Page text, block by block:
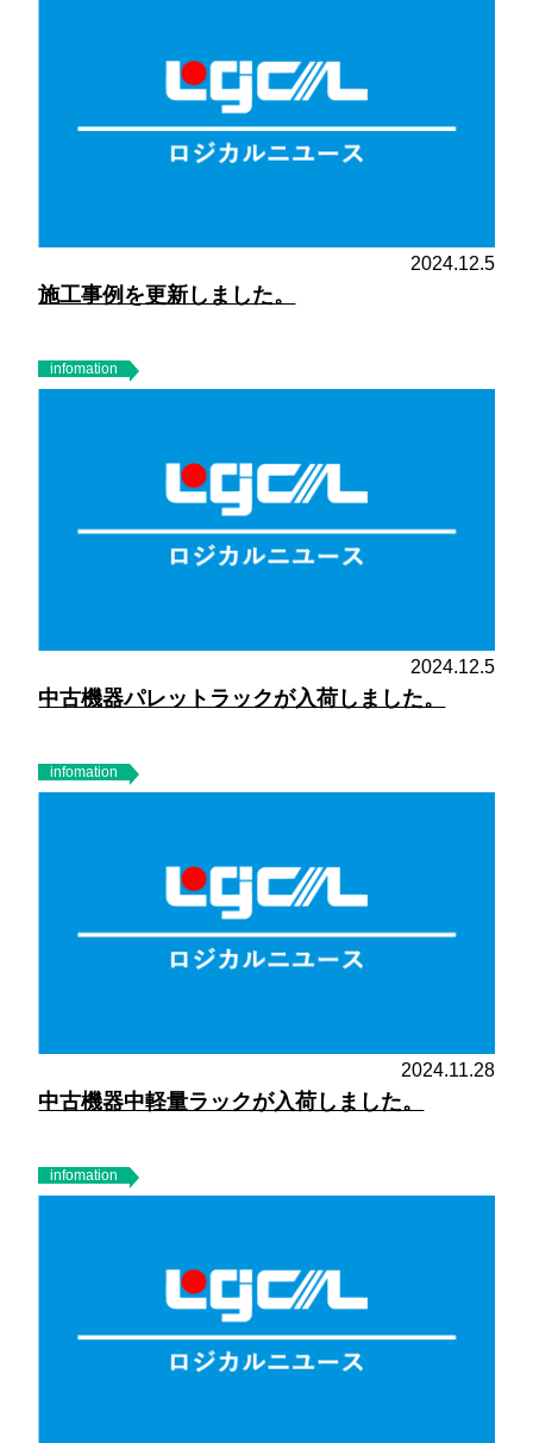
2024.12.5
施工事例を更新しました。
infomation
2024.12.5
中古機器パレットラックが入荷しました。
infomation
2024.11.28
中古機器中軽量ラックが入荷しました。
infomation